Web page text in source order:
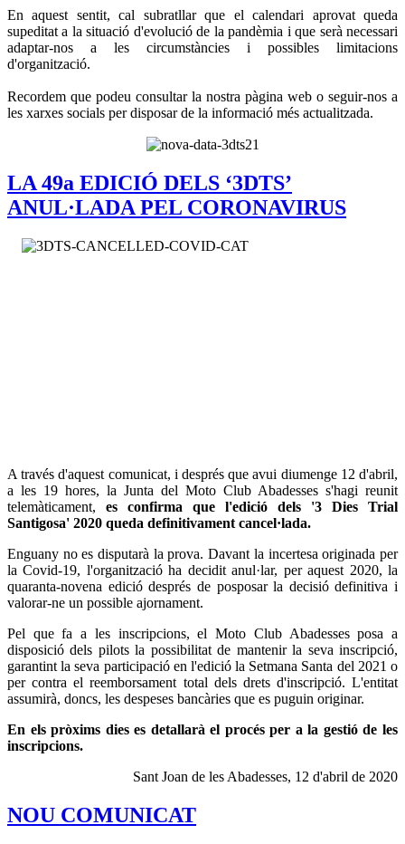
En aquest sentit, cal subratllar que el calendari aprovat queda
supeditat a la situació d'evolució de la pandèmia i que serà necessari
adaptar-nos a les circumstàncies i possibles limitacions
d'organització.
Recordem que podeu consultar la nostra pàgina web o seguir-nos a
les xarxes socials per disposar de la informació més actualitzada.
LA 49a EDICIÓ DELS ‘3DTS’
ANUL·LADA PEL CORONAVIRUS
A través d'aquest comunicat, i després que avui diumenge 12 d'abril,
a les 19 hores, la Junta del Moto Club Abadesses s'hagi reunit
telemàticament, es confirma que l'edició dels '3 Dies Trial
Santigosa' 2020 queda definitivament cancel·lada.
Enguany no es disputarà la prova. Davant la incertesa originada per
la Covid-19, l'organització ha decidit anul·lar, per aquest 2020, la
quaranta-novena edició després de posposar la decisió definitiva i
valorar-ne un possible ajornament.
Pel que fa a les inscripcions, el Moto Club Abadesses posa a
disposició dels pilots la possibilitat de mantenir la seva inscripció,
garantint la seva participació en l'edició la Setmana Santa del 2021 o
per contra el reemborsament total dels drets d'inscripció. L'entitat
assumirà, doncs, les despeses bancàries que es puguin originar.
En els pròxims dies es detallarà el procés per a la gestió de les
inscripcions.
Sant Joan de les Abadesses, 12 d'abril de 2020
NOU COMUNICAT